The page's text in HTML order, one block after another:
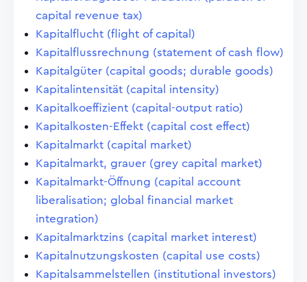
capital revenue tax)
Kapitalflucht (flight of capital)
Kapitalflussrechnung (statement of cash flow)
Kapitalgüter (capital goods; durable goods)
Kapitalintensität (capital intensity)
Kapitalkoeffizient (capital-output ratio)
Kapitalkosten-Effekt (capital cost effect)
Kapitalmarkt (capital market)
Kapitalmarkt, grauer (grey capital market)
Kapitalmarkt-Öffnung (capital account
liberalisation; global financial market
integration)
Kapitalmarktzins (capital market interest)
Kapitalnutzungskosten (capital use costs)
Kapitalsammelstellen (institutional investors)